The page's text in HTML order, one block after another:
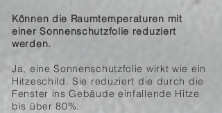
Können die Raumtemperaturen mit
einer Sonnenschutzfolie reduziert
werden.
Ja, eine Sonnenschutzfolie wirkt wie ein
Hitzeschild. Sie reduziert die durch die
Fenster ins Gebäude einfallende Hitze
bis über 80%.